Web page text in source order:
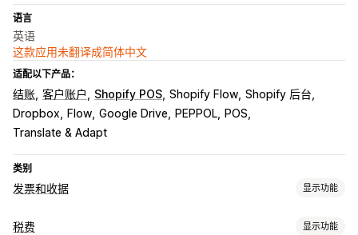
语言
英语
这款应用未翻译成简体中文
适配以下产品：
结账 客户账户 Shopify POS Shopify Flow Shopify 后台
Dropbox
Flow Google Drive PEPPOL
POS
Translate & Adapt
类别
发票和收据 显示功能
文件类型
税费 显示功能